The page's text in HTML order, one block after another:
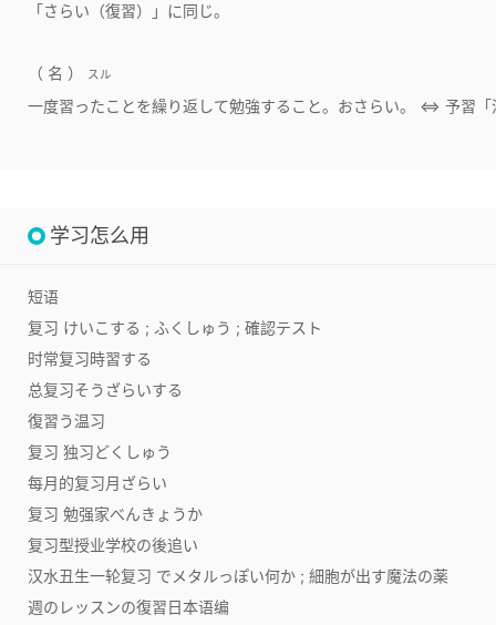
「さらい（復習）」に同じ。
（ 名 ） スル
一度習ったことを繰り返して勉強すること。おさらい。 ⇔ 予習「
学习怎么用
短语
复习 けいこする ; ふくしゅう ; 確認テスト
时常复习時習する
总复习そうざらいする
復習う温习
复习 独习どくしゅう
每月的复习月ざらい
复习 勉强家べんきょうか
复习型授业学校の後追い
汉水丑生一轮复习 でメタルっぽい何か ; 細胞が出す魔法の薬
週のレッスンの復習日本语编